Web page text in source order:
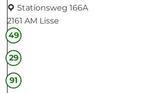
d
u
y
n
N
o
e
n
c
e
A
Stationsweg 166A
2161 AM Lisse
K
e
u
k
e
49
29
91